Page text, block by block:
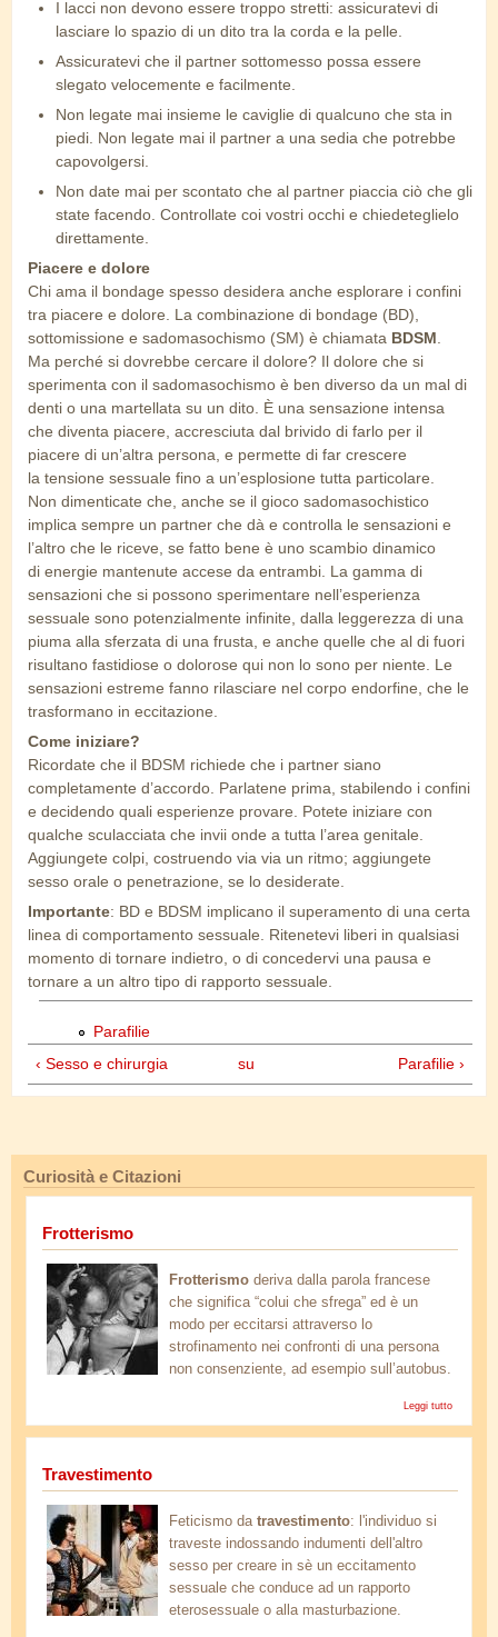
I lacci non devono essere troppo stretti: assicuratevi di
lasciare lo spazio di un dito tra la corda e la pelle.
Assicuratevi che il partner sottomesso possa essere
slegato velocemente e facilmente.
Non legate mai insieme le caviglie di qualcuno che sta in
piedi. Non legate mai il partner a una sedia che potrebbe
capovolgersi.
Non date mai per scontato che al partner piaccia ciò che gli
state facendo. Controllate coi vostri occhi e chiedeteglielo
direttamente.
Piacere e dolore
Chi ama il bondage spesso desidera anche esplorare i confini
tra piacere e dolore. La combinazione di bondage (BD),
sottomissione e sadomasochismo (SM) è chiamata BDSM
Ma perché si dovrebbe cercare il dolore? Il dolore che si
sperimenta con il sadomasochismo è ben diverso da un mal di
denti o una martellata su un dito. È una sensazione intensa
che diventa piacere, accresciuta dal brivido di farlo per il
piacere di un’altra persona, e permette di far crescere
la tensione sessuale fino a un’esplosione tutta particolare.
Non dimenticate che, anche se il gioco sadomasochistico
implica sempre un partner che dà e controlla le sensazioni e
l’altro che le riceve, se fatto bene è uno scambio dinamico
di energie mantenute accese da entrambi. La gamma di
sensazioni che si possono sperimentare nell’esperienza
sessuale sono potenzialmente infinite, dalla leggerezza di una
piuma alla sferzata di una frusta, e anche quelle che al di fuori
risultano fastidiose o dolorose qui non lo sono per niente. Le
sensazioni estreme fanno rilasciare nel corpo endorfine, che le
trasformano in eccitazione.
Come iniziare?
Ricordate che il BDSM richiede che i partner siano
completamente d’accordo. Parlatene prima, stabilendo i confini
e decidendo quali esperienze provare. Potete iniziare con
qualche sculacciata che invii onde a tutta l’area genitale.
Aggiungete colpi, costruendo via via un ritmo; aggiungete
sesso orale o penetrazione, se lo desiderate.
Importante: BD e BDSM implicano il superamento di una certa
linea di comportamento sessuale. Ritenetevi liberi in qualsiasi
momento di tornare indietro, o di concedervi una pausa e
tornare a un altro tipo di rapporto sessuale.
Parafilie
‹ Sesso e chirurgia
su Parafilie ›
Curiosità e Citazioni
Frotterismo
catherine-deneuve-bella-di-giorno.jpg
Frotterismo deriva dalla parola francese
che significa “colui che sfrega” ed è un
modo per eccitarsi attraverso lo
strofinamento nei confronti di una persona
non consenziente, ad esempio sull’autobus.
Leggi tutto
Travestimento
rocky-horror-picture-show.jpg
Feticismo da travestimento: l'individuo si
traveste indossando indumenti dell'altro
sesso per creare in sè un eccitamento
sessuale che conduce ad un rapporto
eterosessuale o alla masturbazione.